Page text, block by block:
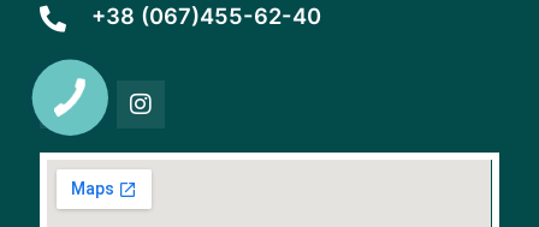
+38 (067)455-62-40
F
a
c
e
b
o
I
n
t
g